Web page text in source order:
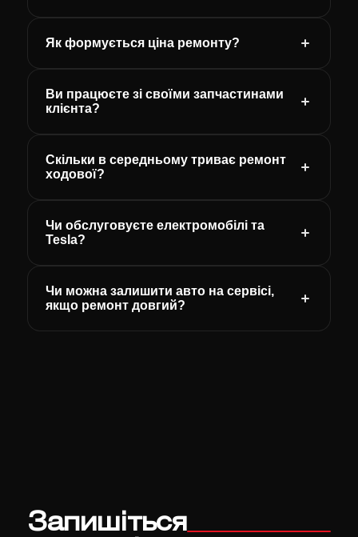
Як формується ціна ремонту?
Ви працюєте зі своїми запчастинами
клієнта?
Скільки в середньому триває ремонт
ходової?
Чи обслуговуєте електромобілі та
Tesla?
Чи можна залишити авто на сервісі,
якщо ремонт довгий?
Запишіться